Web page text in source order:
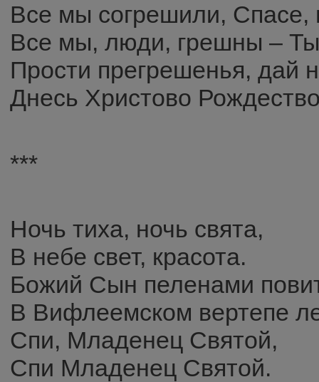
Все мы согрешили, Спасе,
Все мы, люди, грешны –
Прости прегрешенья, дай
Днесь Христово
***
Ночь тиха, ночь свята,
В небе свет, красота.
Божий Сын пеленами
В Вифлеемском вертепе
Спи, Младенец Святой,
Спи Младенец Святой.